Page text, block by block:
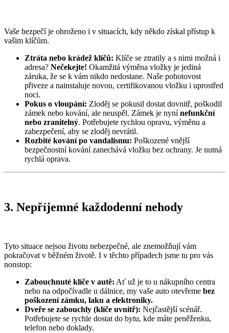
Vaše bezpečí je ohroženo i v situacích, kdy někdo získal přístup k
vašim klíčům.
Ztráta nebo krádež klíčů: Klíče se ztratily a s nimi možná i
adresa? Nečekejte! Okamžitá výměna vložky je jediná
záruka, že se k vám nikdo nedostane. Naše pohotovost
přiveze a nainstaluje novou, certifikovanou vložku i uprostřed
noci.
Pokus o vloupání: Zloděj se pokusil dostat dovnitř, poškodil
zámek nebo kování, ale neuspěl. Zámek je nynínefunkční
nebo zranitelný. Potřebujete rychlou opravu, výměnu a
zabezpečení, aby se zloděj nevrátil.
Rozbité kování po vandalismu: Poškozené vnější
bezpečnostní kování zanechává vložku bez ochrany. Je nutná
rychlá oprava.
3. Nepříjemné každodenní nehody
Tyto situace nejsou životu nebezpečné, ale znemožňují vám
pokračovat v běžném životě. I v těchto případech jsme tu pro vás
nonstop:
Zabouchnuté klíče v autě: Ať už je to u nákupního centra
nebo na odpočívadle u dálnice, my vaše auto otevřeme bez
poškození zámku, laku a elektroniky.
Dveře se zabouchly (klíče uvnitř): Nejčastější scénář.
Potřebujete se rychle dostat do bytu, kde máte peněženku,
telefon nebo doklady.